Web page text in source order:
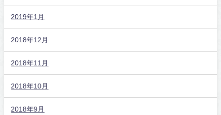
2019年1月
2018年12月
2018年11月
2018年10月
2018年9月